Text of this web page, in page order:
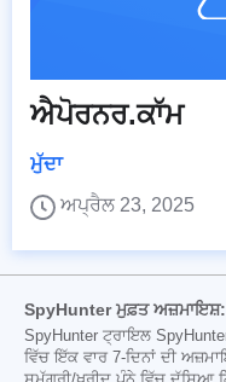
ਐਪੋਰਨਰ.ਕਾੱਮ
ਮੁੱਦਾ
ਅਪ੍ਰੈਲ 23, 2025
SpyHunter ਮੁਫ਼ਤ
SpyHunter ਟ੍ਰਾਇਲ
ਵਿੱਚ ਇੱਕ ਵਾਰ 7-ਦਿਨਾਂ ਦੀ